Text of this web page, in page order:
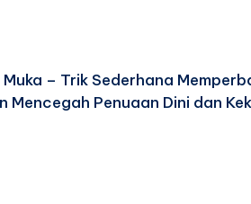
– Trik Sederhana
Mencegah Penuaan Dini dan